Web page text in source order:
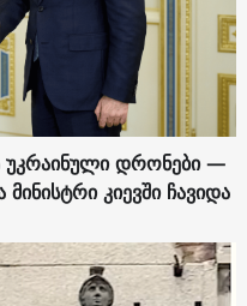
უკრაინული დრონები —
კიევში ჩავიდა